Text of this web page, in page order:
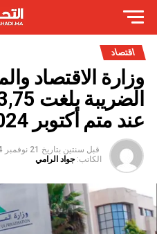
اقتصاد
وزارة الاقتصاد
عند متم أكتوبر 2024
قبل سنتين بتاريخ 21 نوفمبر 2024
الكاتب: جواد الرامي